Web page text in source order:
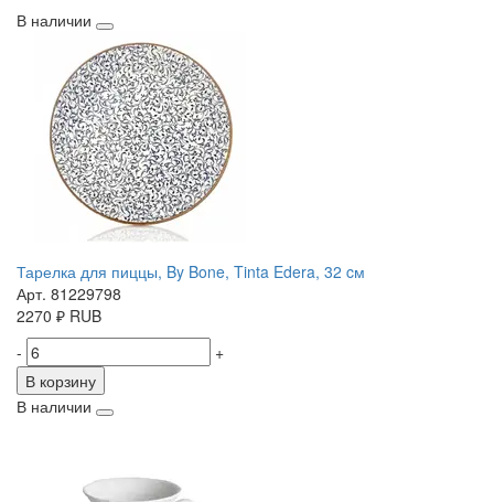
В наличии
Тарелка для пиццы, By Bone, Tinta Edera, 32 cм
Арт. 81229798
2270 ₽ RUB
-
+
В корзину
В наличии